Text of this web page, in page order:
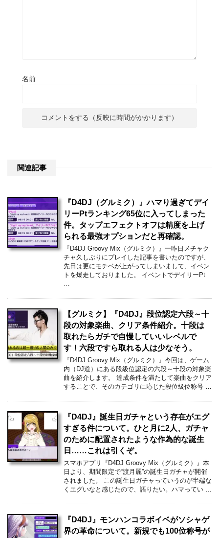
名前
関連記事
『D4DJ（グルミク）』ハマり過ぎてデイ
リーPtランキング65位に入ってしまった
件。タップエフェクトオフは精度を上げ
られる最強オプションだと再確認。
『D4DJ Groovy Mix（グルミク）』一昨日メチャク
チャ久しぶりにプレイした記事を書いたのですが、
先日は更にモチベが上がってしまいまして、イベン
トを爆走しておりました。 イベントでデイリーPt
【グルミク】『D4DJ』段位認定六段～十
段の対象楽曲、クリア条件紹介。十段は
取れたらガチで自慢していいレベルで
す！六段ですら取れる人は少なそう。
『D4DJ Groovy Mix（グルミク）』今回は、ゲーム
内（DJ道）にある段級位認定の六段～十段の対象楽
曲を紹介します。 達成条件を満たして楽曲をクリア
することで、そのカテゴリに応じた段位級位称号 …
『D4DJ』誕生日ガチャという存在がエグ
すぎる件について。ひと月に2人、ガチャ
のために配置されたような作為的な誕生
日……これは引くぞ。
スマホアプリ『D4DJ Groovy Mix（グルミク）』本
日より、期間限定で“渡月麗”の誕生日ガチャが開催
されました。 この誕生日ガチャっていうのが半端な
くエグいなと感じたので、語りたい。ハマってい …
『D4DJ』モンハンコラボイベがソシャゲ
界の革命について。新規でも100位称号が